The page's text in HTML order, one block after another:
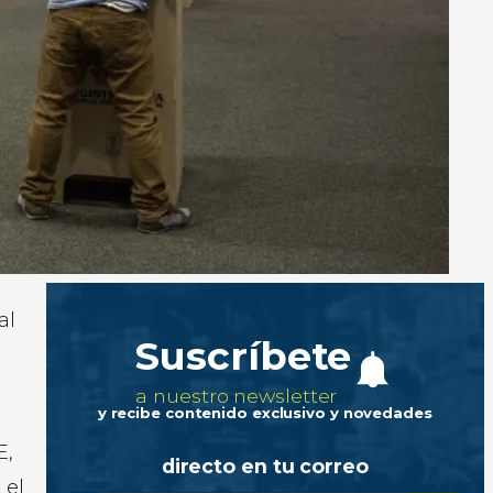
Suscríbete
a nuestro newsletter
y recibe contenido exclusivo y novedades
directo en tu correo